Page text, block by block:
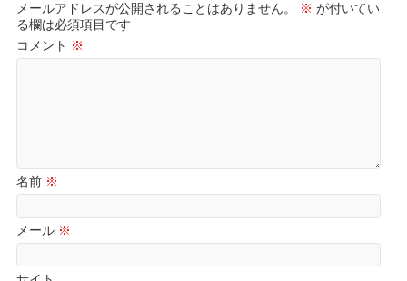
メールアドレスが公開されることはありません。 ※ が付いてい
る欄は必須項目です
コメント ※
名前 ※
メール ※